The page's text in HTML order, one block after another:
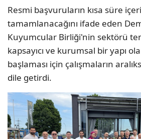
Resmi başvuruların kısa süre
tamamlanacağını ifade eden
Kuyumcular Birliği'nin sektörü
kapsayıcı ve kurumsal bir yapı
başlaması için çalışmaların
dile getirdi.